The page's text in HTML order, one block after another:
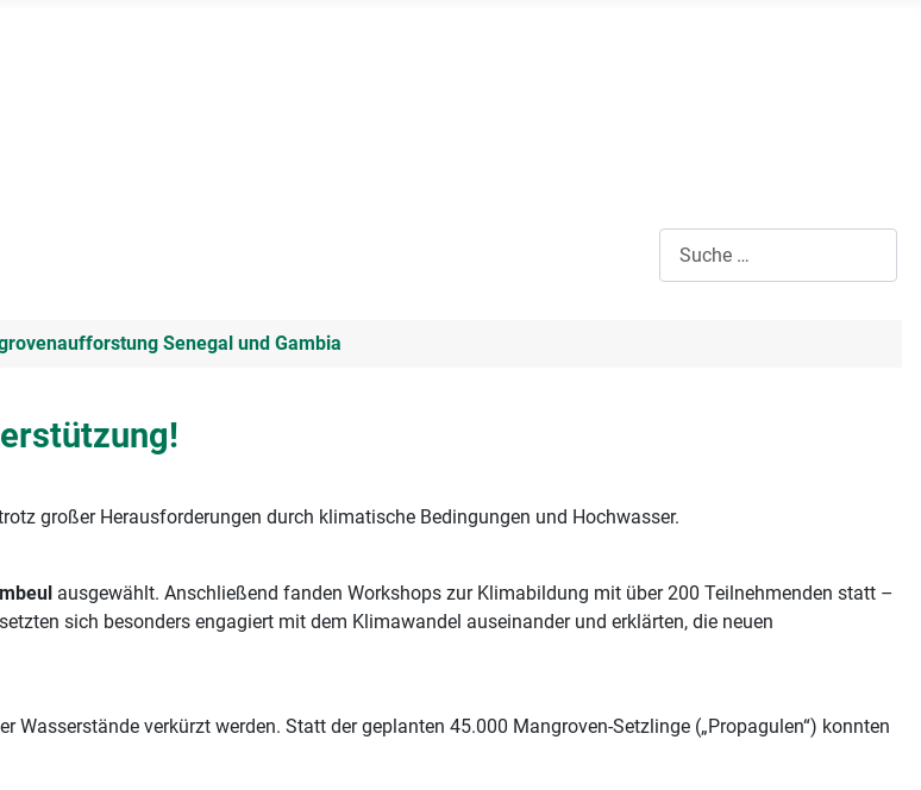
Senegal und Gambia
großer Herausforderungen durch klimatische Bedingungen und Hochwasser.
ausgewählt. Anschließend fanden Workshops zur Klimabildung mit über 200 Teilnehmenden statt –
sich besonders engagiert mit dem Klimawandel auseinander und erklärten, die neuen
verkürzt werden. Statt der geplanten 45.000 Mangroven-Setzlinge („Propagulen“) konnten